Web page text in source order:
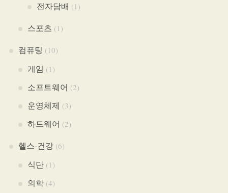
전자담배 (1)
스포츠 (1)
컴퓨팅 (10)
게임 (1)
소프트웨어 (2)
운영체제 (3)
하드웨어 (2)
헬스-건강(6)
식단(1)
의학(4)